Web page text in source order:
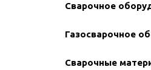
Сварочное
Газосварочное
Сварочные